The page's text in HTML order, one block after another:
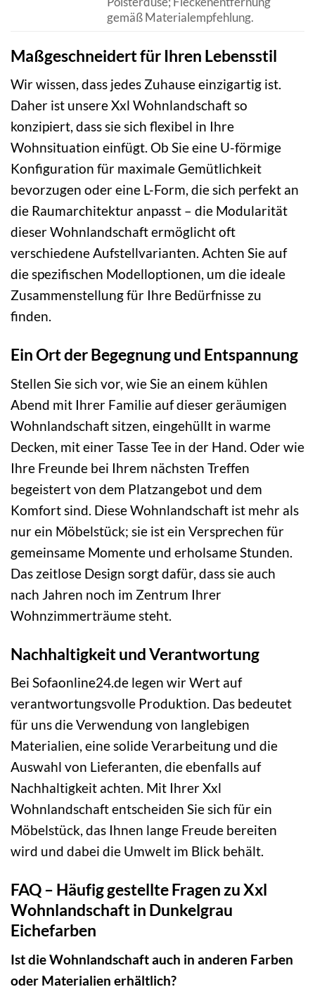
gemäß Materialempfehlung.
Maßgeschneidert für Ihren Lebensstil
Wir wissen, dass jedes Zuhause einzigartig ist.
Daher ist unsere Xxl Wohnlandschaft so
konzipiert, dass sie sich flexibel in Ihre
Wohnsituation einfügt. Ob Sie eine U-förmige
Konfiguration für maximale Gemütlichkeit
bevorzugen oder eine L-Form, die sich perfekt an
die Raumarchitektur anpasst – die Modularität
dieser Wohnlandschaft ermöglicht oft
verschiedene Aufstellvarianten. Achten Sie auf
die spezifischen Modelloptionen, um die ideale
Zusammenstellung für Ihre Bedürfnisse zu
finden.
Ein Ort der Begegnung und Entspannung
Stellen Sie sich vor, wie Sie an einem kühlen
Abend mit Ihrer Familie auf dieser geräumigen
Wohnlandschaft sitzen, eingehüllt in warme
Decken, mit einer Tasse Tee in der Hand. Oder wie
Ihre Freunde bei Ihrem nächsten Treffen
begeistert von dem Platzangebot und dem
Komfort sind. Diese Wohnlandschaft ist mehr als
nur ein Möbelstück; sie ist ein Versprechen für
gemeinsame Momente und erholsame Stunden.
Das zeitlose Design sorgt dafür, dass sie auch
nach Jahren noch im Zentrum Ihrer
Wohnzimmerträume steht.
Nachhaltigkeit und Verantwortung
Bei Sofaonline24.de legen wir Wert auf
verantwortungsvolle Produktion. Das bedeutet
für uns die Verwendung von langlebigen
Materialien, eine solide Verarbeitung und die
Auswahl von Lieferanten, die ebenfalls auf
Nachhaltigkeit achten. Mit Ihrer Xxl
Wohnlandschaft entscheiden Sie sich für ein
Möbelstück, das Ihnen lange Freude bereiten
wird und dabei die Umwelt im Blick behält.
FAQ – Häufig gestellte Fragen zu Xxl
Wohnlandschaft in Dunkelgrau
Eichefarben
Ist die Wohnlandschaft auch in anderen Farben
oder Materialien erhältlich?